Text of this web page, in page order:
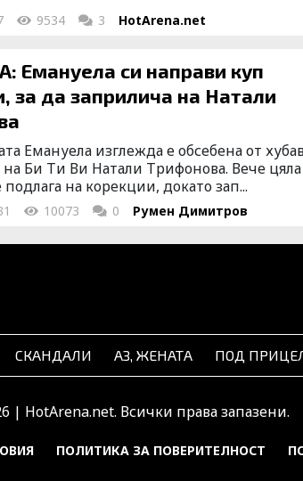
9534 3 HotArena.net
куп
за да заприлича на Натали
Емануела изглежда е обсебена от
Би Ти Ви Натали Трифонова. Вече цяла
подлага на корекции, докато зап...
10073 0 Румен Димитров
СКАНДАЛИ АЗ, ЖЕНАТА ПОД
| HotArena.net. Всички права запазени.
ПОЛИТИКА ЗА ПОВЕРИТЕЛНОСТ